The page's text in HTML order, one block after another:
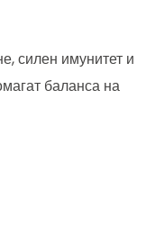
силен имунитет и
баланса на